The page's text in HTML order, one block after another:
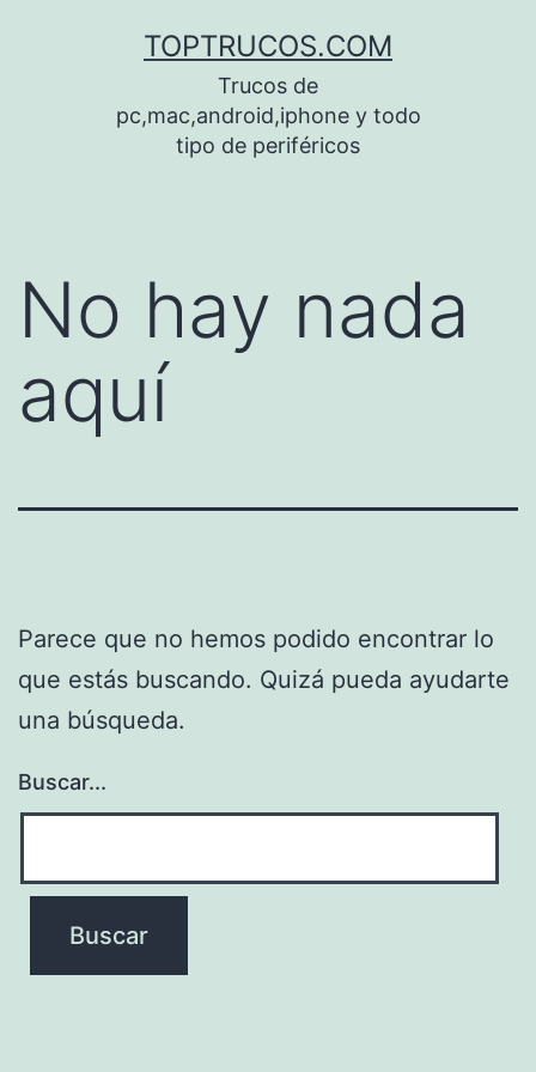
TOPTRUCOS.COM
Trucos de
pc,mac,android,iphone y todo
tipo de periféricos
No hay nada
aquí
Parece que no hemos podido encontrar lo
que estás buscando. Quizá pueda ayudarte
una búsqueda.
Buscar...